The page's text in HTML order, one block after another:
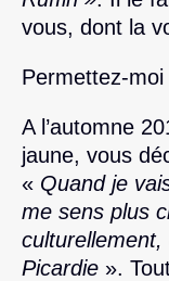
vous, dont la
Permettez-
A l’automne
jaune, vous
« Quand je
me sens plus
Picardie ».